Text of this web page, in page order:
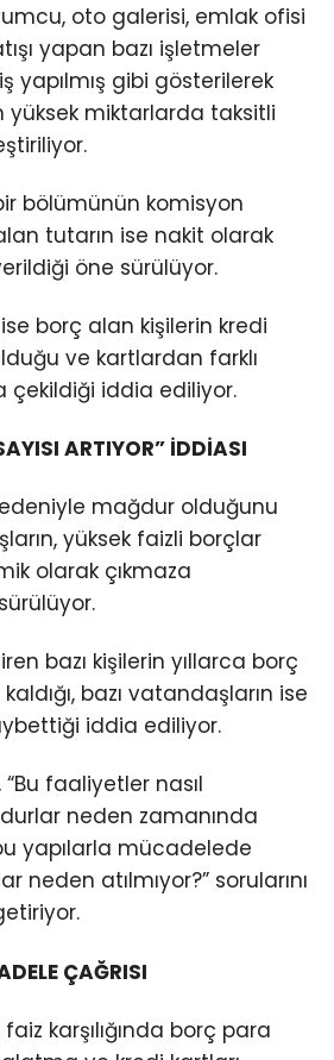
oto galerisi, emlak ofisi
yapan bazı işletmeler
yapılmış gibi gösterilerek
yüksek miktarlarda taksitli
bölümünün komisyon
tutarın ise nakit olarak
öne sürülüyor.
borç alan kişilerin kredi
ve kartlardan farklı
çekildiği iddia ediliyor.
ARTIYOR” İDDİASI
mağdur olduğunu
yüksek faizli borçlar
olarak çıkmaza
bazı kişilerin yıllarca borç
bazı vatandaşların ise
iddia ediliyor.
faaliyetler nasıl
neden zamanında
yapılarla mücadelede
neden atılmıyor?” sorularını
ÇAĞRISI
karşılığında borç para